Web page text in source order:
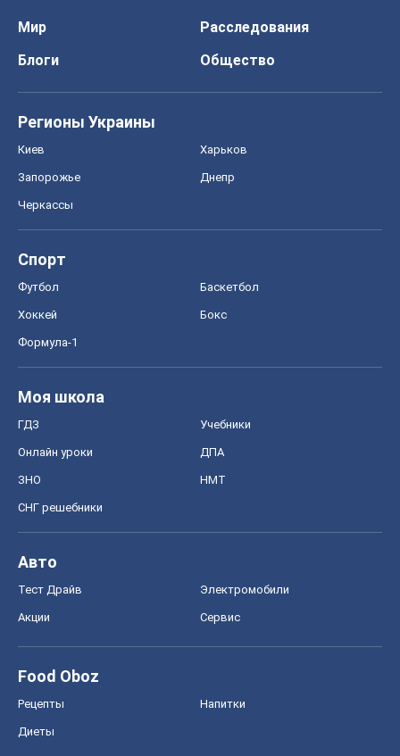
Мир
Расследования
Блоги
Общество
Регионы Украины
Киев Харьков
Запорожье Днепр
Черкассы
Спорт
Футбол Баскетбол
Хоккей Бокс
Формула-1
Моя школа
ГДЗ Учебники
Онлайн уроки ДПА
ЗНО НМТ
СНГ решебники
Авто
Тест Драйв Электромобили
Акции Сервис
Food Oboz
Рецепты Напитки
Диеты